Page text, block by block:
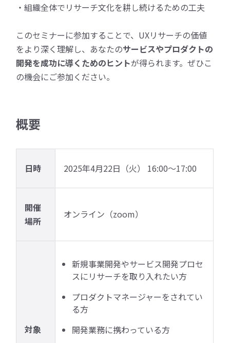
・組織全体でリサーチ文化を耕し続けるための工夫
このセミナーに参加することで、UXリサーチの価値
をより深く理解し、あなたのサービスやプロダクトの
開発を成功に導くためのヒントが得られます。ぜひこ
の機会にご参加ください。
概要
日時 2025年4月22日（火） 16:00～17:00
開催
場所
オンライン（zoom）
対象
新規事業開発やサービス開発プロセ
スにリサーチを取り入れたい方
プロダクトマネージャーをされてい
る方
開発業務に携わっている方